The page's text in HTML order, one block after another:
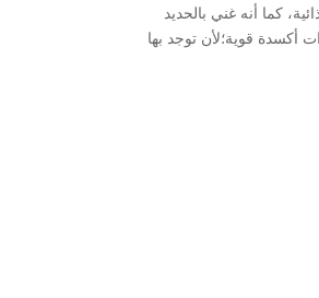
كما أنه غني بالحديد
قوية؛لأن توجد بها